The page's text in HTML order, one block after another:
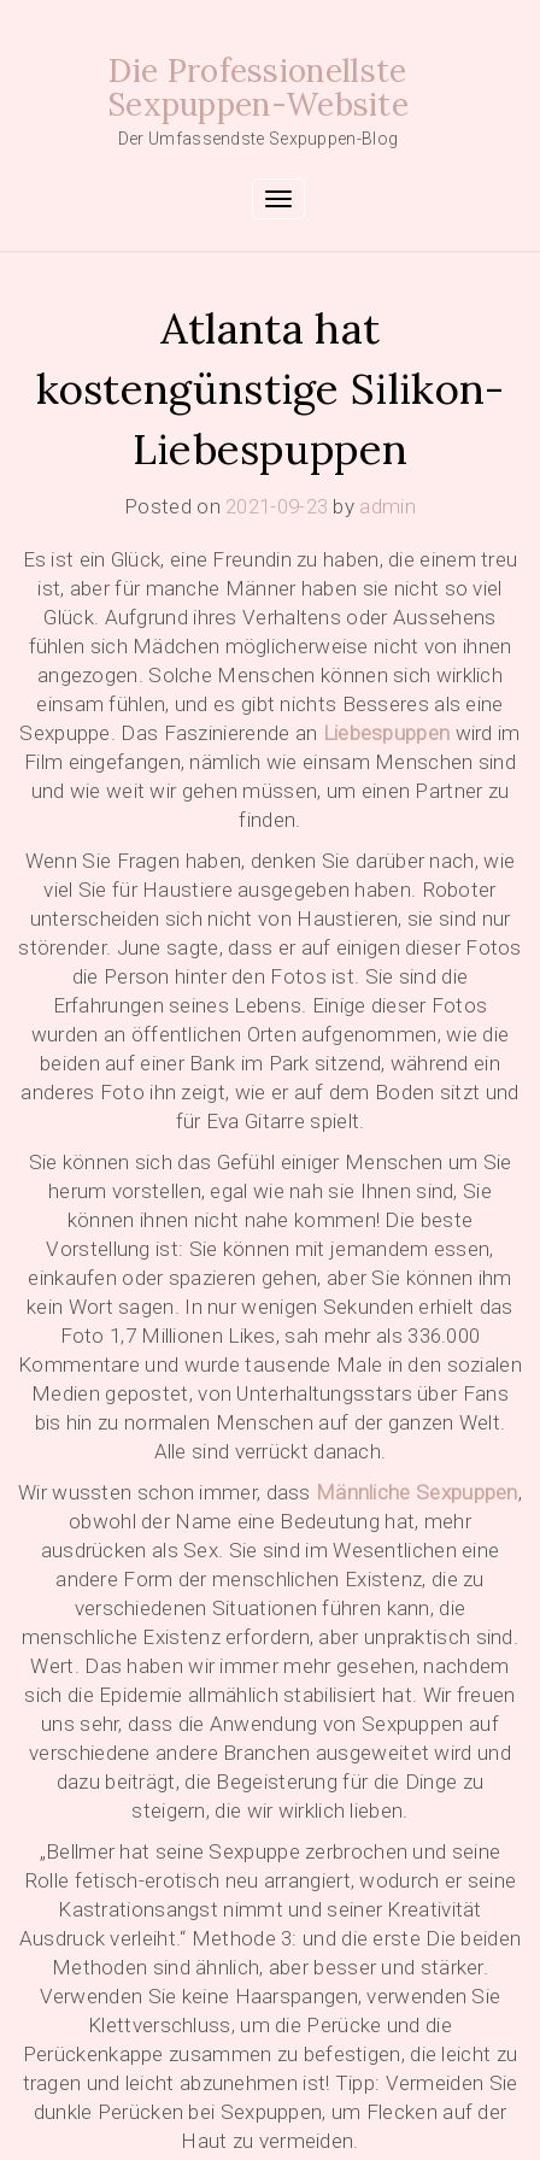
Die Professionellste
Sexpuppen-Website
Der Umfassendste Sexpuppen-Blog
Toggle navigation
Atlanta hat
kostengünstige Silikon-
Liebespuppen
Posted on 2021-09-23 by admin
Es ist ein Glück, eine Freundin zu haben, die einem treu
ist, aber für manche Männer haben sie nicht so viel
Glück. Aufgrund ihres Verhaltens oder Aussehens
fühlen sich Mädchen möglicherweise nicht von ihnen
angezogen. Solche Menschen können sich wirklich
einsam fühlen, und es gibt nichts Besseres als eine
Sexpuppe. Das Faszinierende an Liebespuppen wird im
Film eingefangen, nämlich wie einsam Menschen sind
und wie weit wir gehen müssen, um einen Partner zu
finden.
Wenn Sie Fragen haben, denken Sie darüber nach, wie
viel Sie für Haustiere ausgegeben haben. Roboter
unterscheiden sich nicht von Haustieren, sie sind nur
störender. June sagte, dass er auf einigen dieser Fotos
die Person hinter den Fotos ist. Sie sind die
Erfahrungen seines Lebens. Einige dieser Fotos
wurden an öffentlichen Orten aufgenommen, wie die
beiden auf einer Bank im Park sitzend, während ein
anderes Foto ihn zeigt, wie er auf dem Boden sitzt und
für Eva Gitarre spielt.
Sie können sich das Gefühl einiger Menschen um Sie
herum vorstellen, egal wie nah sie Ihnen sind, Sie
können ihnen nicht nahe kommen! Die beste
Vorstellung ist: Sie können mit jemandem essen,
einkaufen oder spazieren gehen, aber Sie können ihm
kein Wort sagen. In nur wenigen Sekunden erhielt das
Foto 1,7 Millionen Likes, sah mehr als 336.000
Kommentare und wurde tausende Male in den sozialen
Medien gepostet, von Unterhaltungsstars über Fans
bis hin zu normalen Menschen auf der ganzen Welt.
Alle sind verrückt danach.
Wir wussten schon immer, dass Männliche Sexpuppen,
obwohl der Name eine Bedeutung hat, mehr
ausdrücken als Sex. Sie sind im Wesentlichen eine
andere Form der menschlichen Existenz, die zu
verschiedenen Situationen führen kann, die
menschliche Existenz erfordern, aber unpraktisch sind.
Wert. Das haben wir immer mehr gesehen, nachdem
sich die Epidemie allmählich stabilisiert hat. Wir freuen
uns sehr, dass die Anwendung von Sexpuppen auf
verschiedene andere Branchen ausgeweitet wird und
dazu beiträgt, die Begeisterung für die Dinge zu
steigern, die wir wirklich lieben.
„Bellmer hat seine Sexpuppe zerbrochen und seine
Rolle fetisch-erotisch neu arrangiert, wodurch er seine
Kastrationsangst nimmt und seiner Kreativität
Ausdruck verleiht.“ Methode 3: und die erste Die beiden
Methoden sind ähnlich, aber besser und stärker.
Verwenden Sie keine Haarspangen, verwenden Sie
Klettverschluss, um die Perücke und die
Perückenkappe zusammen zu befestigen, die leicht zu
tragen und leicht abzunehmen ist! Tipp: Vermeiden Sie
dunkle Perücken bei Sexpuppen, um Flecken auf der
Haut zu vermeiden.